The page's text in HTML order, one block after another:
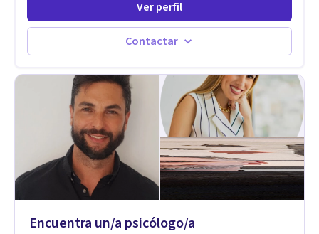
ejercido como profesora universitaria. Un dato curioso: he
vivido en varios países y conozco de primera mano lo que
significa ser migrante, adaptarse a los cambios y empezar de
nuevo.
Ver perfil
Contactar
Encuentra un/a psicólogo/a